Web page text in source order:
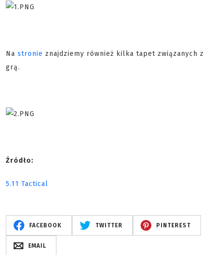
Na stronie znajdziemy również kilka tapet związanych z
grą.
Źródło:
5.11 Tactical
FACEBOOK TWITTER PINTEREST
EMAIL